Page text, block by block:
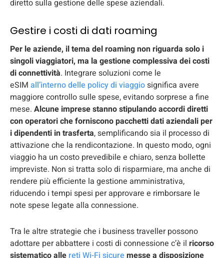
diretto sulla gestione delle spese aziendali.
Gestire i costi di dati roaming
Per le aziende, il tema del roaming non riguarda solo i
singoli viaggiatori, ma la gestione complessiva dei costi
di connettività. Integrare soluzioni come le
eSIM all’interno delle policy di viaggiosignifica avere
maggiore controllo sulle spese, evitando sorprese a fine
mese. Alcune imprese stanno stipulando accordi diretti
con operatori che forniscono pacchetti dati aziendaliper
i dipendenti in trasferta, semplificando sia il processo di
attivazione che la rendicontazione. In questo modo, ogni
viaggio ha un costo prevedibile e chiaro, senza bollette
impreviste. Non si tratta solo di risparmiare, ma anche di
rendere più efficiente la gestione amministrativa,
riducendo i tempi spesi per approvare e rimborsare le
note spese legate alla connessione.
Tra le altre strategie che i business traveller possono
adottare per abbattere i costi di connessione c’è il ricorso
sistematico alle reti Wi-Fi sicure messe a disposizione